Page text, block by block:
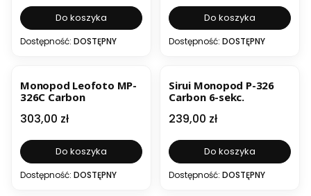
Do koszyka
Dostępność: DOSTĘPNY
Do koszyka
Dostępność: DOSTĘPNY
Monopod Leofoto MP-
326C Carbon
Cena
303,00 zł
Do koszyka
Dostępność: DOSTĘPNY
Sirui Monopod P-326
Carbon 6-sekc.
Cena
239,00 zł
Do koszyka
Dostępność: DOSTĘPNY